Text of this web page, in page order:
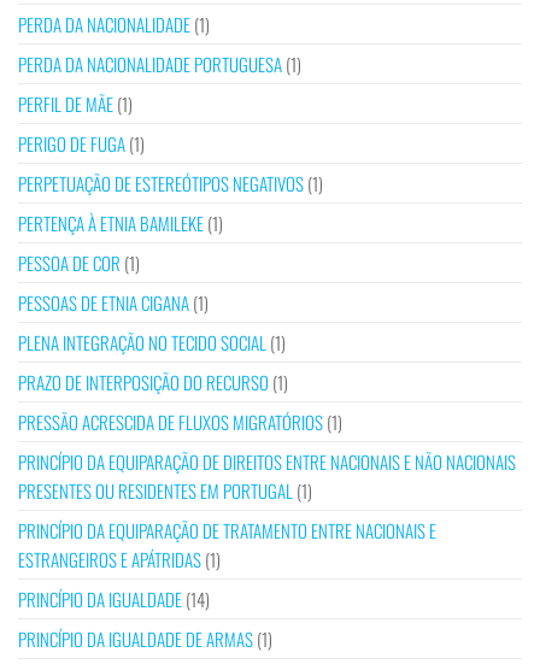
PERDA DA NACIONALIDADE(1)
PERDA DA NACIONALIDADE PORTUGUESA(1)
PERFIL DE MÃE(1)
PERIGO DE FUGA(1)
PERPETUAÇÃO DE ESTEREÓTIPOS NEGATIVOS(1)
PERTENÇA À ETNIA BAMILEKE(1)
PESSOA DE COR (1)
PESSOAS DE ETNIA CIGANA(1)
PLENA INTEGRAÇÃO NO TECIDO SOCIAL (1)
PRAZO DE INTERPOSIÇÃO DO RECURSO (1)
PRESSÃO ACRESCIDA DE FLUXOS MIGRATÓRIOS(1)
PRINCÍPIO DA EQUIPARAÇÃO DE DIREITOS ENTRE NACIONAIS E NÃO NACIONAIS
PRESENTES OU RESIDENTES EM PORTUGAL (1)
PRINCÍPIO DA EQUIPARAÇÃO DE TRATAMENTO ENTRE NACIONAIS E
ESTRANGEIROS E APÁTRIDAS(1)
PRINCÍPIO DA IGUALDADE(14)
PRINCÍPIO DA IGUALDADE DE ARMAS(1)